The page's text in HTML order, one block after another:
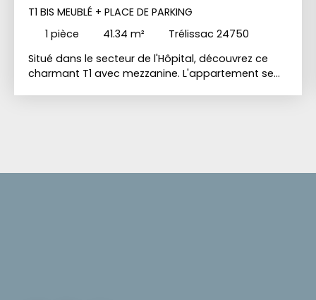
T1 BIS MEUBLÉ + PLACE DE PARKING
1 pièce 41.34 m²
Trélissac 24750
Situé dans le secteur de l'Hôpital, découvrez ce
charmant T1 avec mezzanine. L'appartement se
réversible est actuellement en cours d'installation.